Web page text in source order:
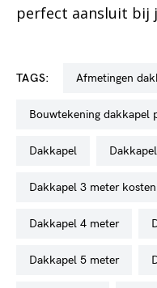
perfect aansluit bij
TAGS: afmetingen
bouwtekening dakkapel
dakkapel
dakkapel 3 meter kosten
dakkapel 4 meter
dakkapel 5 meter